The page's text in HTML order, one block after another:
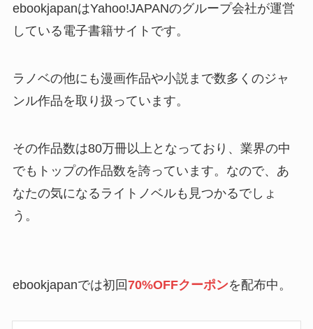
ebookjapanはYahoo!JAPANのグループ会社が運営
している電子書籍サイトです。
ラノベの他にも漫画作品や小説まで数多くのジャ
ンル作品を取り扱っています。
その作品数は80万冊以上となっており、業界の中
でもトップの作品数を誇っています。なので、あ
なたの気になるライトノベルも見つかるでしょ
う。
ebookjapanでは初回70%OFFクーポンを配布中。